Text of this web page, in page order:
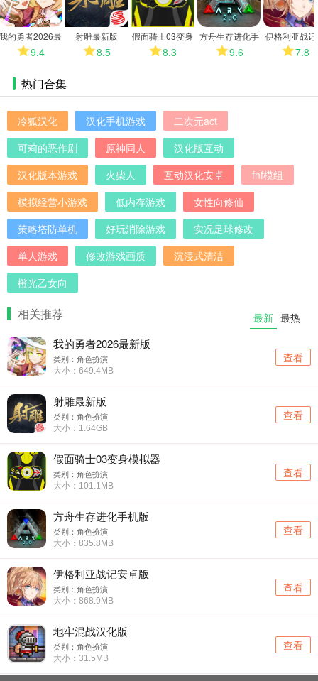
多
我的勇者2026最
新版9.4
射雕最新版
8.5
假面骑士03变身
模拟器
8.3
方舟生存进化手
机版9.6
伊格利亚战
卓版7.8
热门合集
冷狐汉化 汉化手机游戏
二次元act
可莉的恶作剧
原神同人
汉化版互动
汉化版本游戏
火柴人 互动汉化安卓
fnf模组
模拟经营小游戏
低内存游戏
女性向修仙
策略塔防单机
好玩消除游戏
实况足球修改
单人游戏
修改游戏画质
沉浸式清洁
橙光乙女向
相关推荐 最新 最热
我的勇者2026最新版
类别：角色扮演
大小：649.4MB
查看
射雕最新版
类别：角色扮演
大小：1.64GB
查看
假面骑士03变身模拟器
类别：角色扮演
大小：101.1MB
查看
方舟生存进化手机版
类别：角色扮演
大小：835.8MB
查看
伊格利亚战记安卓版
类别：角色扮演
大小：868.9MB
查看
地牢混战汉化版
类别：角色扮演
大小：31.5MB
查看